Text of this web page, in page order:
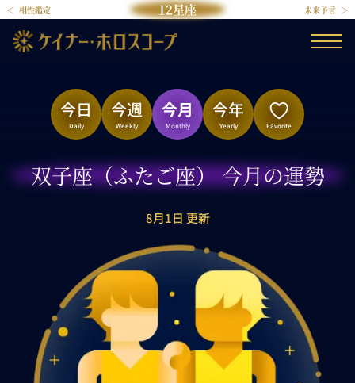
相性鑑定 12星座 未来予言
今日
Daily
今週
Weekly
今月
Monthly
今年
Yearly Favorite
双子座（ふたご座） 今月の運勢
8月1日 更新